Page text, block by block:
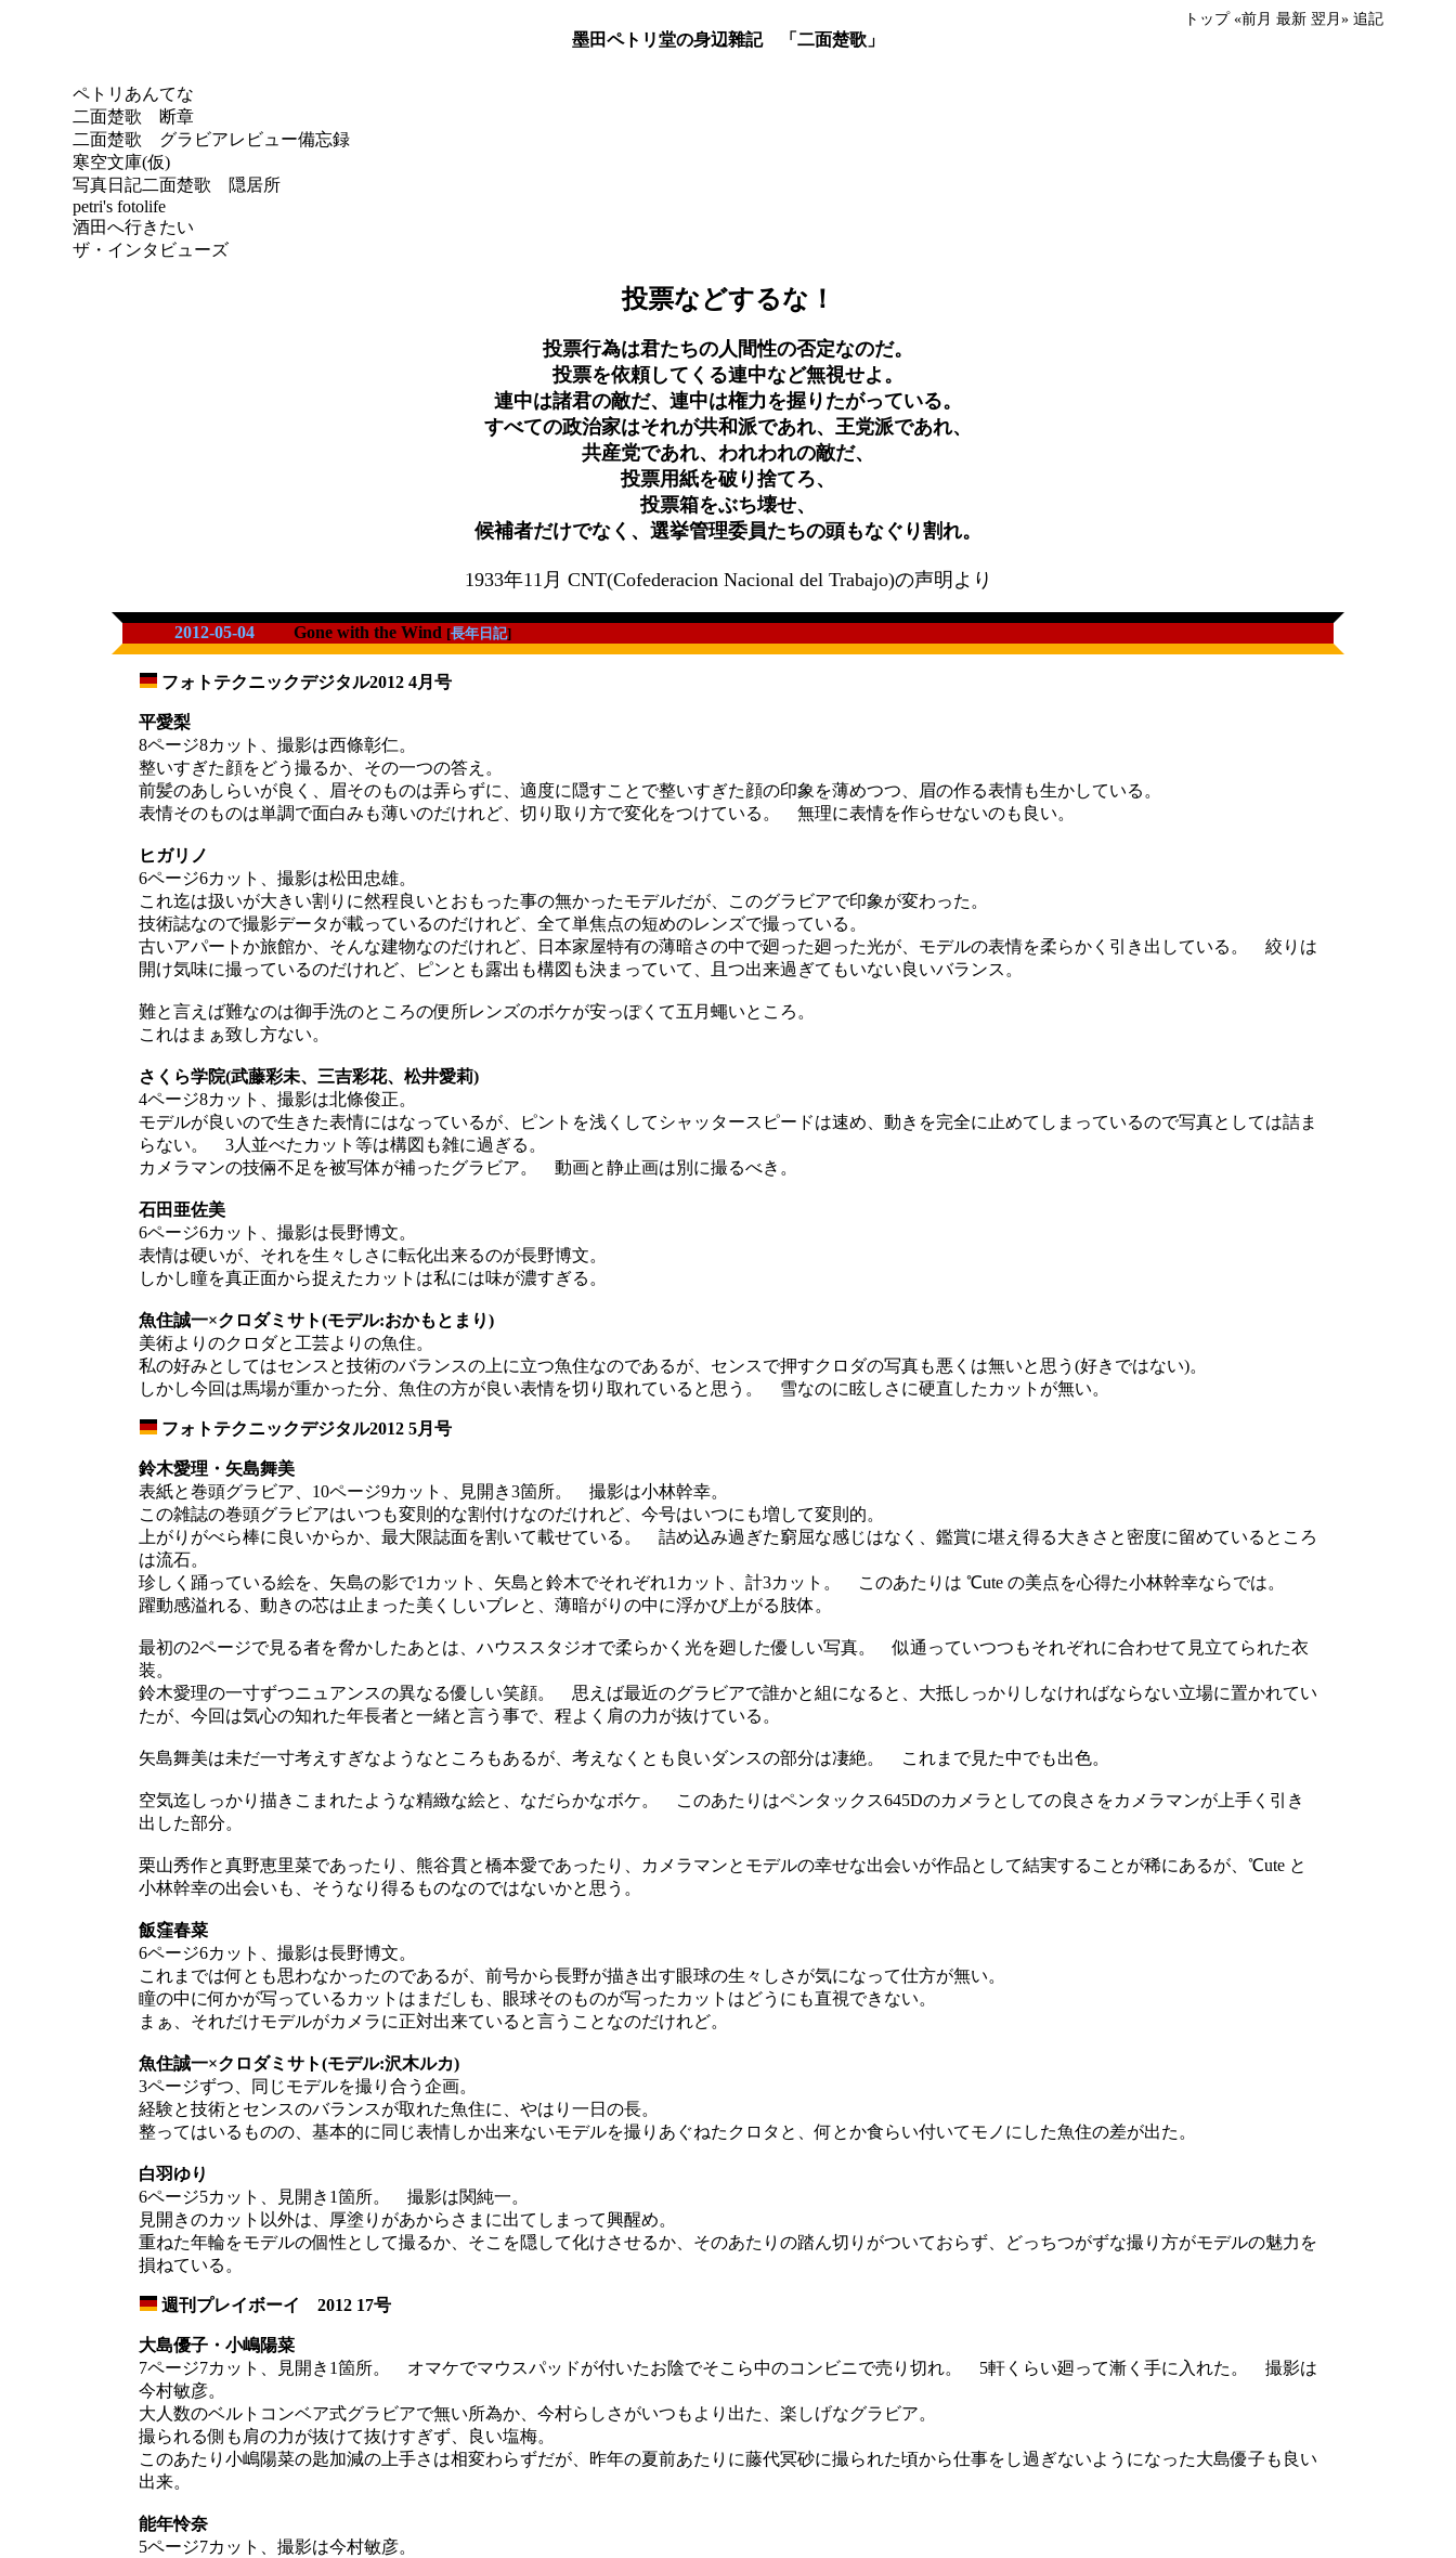
トップ «前月 最新 翌月» 追記
墨田ペトリ堂の身辺雜記 「二面楚歌」
ペトリあんてな
二面楚歌 断章
二面楚歌 グラビアレビュー備忘録
寒空文庫(仮)
写真日記二面楚歌 隠居所
petri's fotolife
酒田へ行きたい
ザ・インタビューズ
投票などするな！
投票行為は君たちの人間性の否定なのだ。
投票を依頼してくる連中など無視せよ。
連中は諸君の敵だ、連中は権力を握りたがっている。
すべての政治家はそれが共和派であれ、王党派であれ、
共産党であれ、われわれの敵だ、
投票用紙を破り捨てろ、
投票箱をぶち壊せ、
候補者だけでなく、選挙管理委員たちの頭もなぐり割れ。
1933年11月 CNT(Cofederacion Nacional del Trabajo)の声明より
2012-05-04 Gone with the Wind [長年日記]
フォトテクニックデジタル2012 4月号
平愛梨
8ページ8カット、撮影は西條彰仁。
整いすぎた顔をどう撮るか、その一つの答え。
前髪のあしらいが良く、眉そのものは弄らずに、適度に隠すことで整いすぎた顔の印象を薄めつつ、眉の作る表情も生かしている。
表情そのものは単調で面白みも薄いのだけれど、切り取り方で変化をつけている。 無理に表情を作らせないのも良い。
ヒガリノ
6ページ6カット、撮影は松田忠雄。
これ迄は扱いが大きい割りに然程良いとおもった事の無かったモデルだが、このグラビアで印象が変わった。
技術誌なので撮影データが載っているのだけれど、全て単焦点の短めのレンズで撮っている。
古いアパートか旅館か、そんな建物なのだけれど、日本家屋特有の薄暗さの中で廻った廻った光が、モデルの表情を柔らかく引き出している。 絞りは
開け気味に撮っているのだけれど、ピンとも露出も構図も決まっていて、且つ出来過ぎてもいない良いバランス。
難と言えば難なのは御手洗のところの便所レンズのボケが安っぽくて五月蠅いところ。
これはまぁ致し方ない。
さくら学院(武藤彩未、三吉彩花、松井愛莉)
4ページ8カット、撮影は北條俊正。
モデルが良いので生きた表情にはなっているが、ピントを浅くしてシャッタースピードは速め、動きを完全に止めてしまっているので写真としては詰ま
らない。 3人並べたカット等は構図も雑に過ぎる。
カメラマンの技倆不足を被写体が補ったグラビア。 動画と静止画は別に撮るべき。
石田亜佐美
6ページ6カット、撮影は長野博文。
表情は硬いが、それを生々しさに転化出来るのが長野博文。
しかし瞳を真正面から捉えたカットは私には味が濃すぎる。
魚住誠一×クロダミサト(モデル:おかもとまり)
美術よりのクロダと工芸よりの魚住。
私の好みとしてはセンスと技術のバランスの上に立つ魚住なのであるが、センスで押すクロダの写真も悪くは無いと思う(好きではない)。
しかし今回は馬場が重かった分、魚住の方が良い表情を切り取れていると思う。 雪なのに眩しさに硬直したカットが無い。
フォトテクニックデジタル2012 5月号
鈴木愛理・矢島舞美
表紙と巻頭グラビア、10ページ9カット、見開き3箇所。 撮影は小林幹幸。
この雑誌の巻頭グラビアはいつも変則的な割付けなのだけれど、今号はいつにも増して変則的。
上がりがべら棒に良いからか、最大限誌面を割いて載せている。 詰め込み過ぎた窮屈な感じはなく、鑑賞に堪え得る大きさと密度に留めているところ
は流石。
珍しく踊っている絵を、矢島の影で1カット、矢島と鈴木でそれぞれ1カット、計3カット。 このあたりは ℃ute の美点を心得た小林幹幸ならでは。
躍動感溢れる、動きの芯は止まった美くしいブレと、薄暗がりの中に浮かび上がる肢体。
最初の2ページで見る者を脅かしたあとは、ハウススタジオで柔らかく光を廻した優しい写真。 似通っていつつもそれぞれに合わせて見立てられた衣
装。
鈴木愛理の一寸ずつニュアンスの異なる優しい笑顔。 思えば最近のグラビアで誰かと組になると、大抵しっかりしなければならない立場に置かれてい
たが、今回は気心の知れた年長者と一緒と言う事で、程よく肩の力が抜けている。
矢島舞美は未だ一寸考えすぎなようなところもあるが、考えなくとも良いダンスの部分は凄絶。 これまで見た中でも出色。
空気迄しっかり描きこまれたような精緻な絵と、なだらかなボケ。 このあたりはペンタックス645Dのカメラとしての良さをカメラマンが上手く引き
出した部分。
栗山秀作と真野恵里菜であったり、熊谷貫と橋本愛であったり、カメラマンとモデルの幸せな出会いが作品として結実することが稀にあるが、℃ute と
小林幹幸の出会いも、そうなり得るものなのではないかと思う。
飯窪春菜
6ページ6カット、撮影は長野博文。
これまでは何とも思わなかったのであるが、前号から長野が描き出す眼球の生々しさが気になって仕方が無い。
瞳の中に何かが写っているカットはまだしも、眼球そのものが写ったカットはどうにも直視できない。
まぁ、それだけモデルがカメラに正対出来ていると言うことなのだけれど。
魚住誠一×クロダミサト(モデル:沢木ルカ)
3ページずつ、同じモデルを撮り合う企画。
経験と技術とセンスのバランスが取れた魚住に、やはり一日の長。
整ってはいるものの、基本的に同じ表情しか出来ないモデルを撮りあぐねたクロタと、何とか食らい付いてモノにした魚住の差が出た。
白羽ゆり
6ページ5カット、見開き1箇所。 撮影は関純一。
見開きのカット以外は、厚塗りがあからさまに出てしまって興醒め。
重ねた年輪をモデルの個性として撮るか、そこを隠して化けさせるか、そのあたりの踏ん切りがついておらず、どっちつがずな撮り方がモデルの魅力を
損ねている。
週刊プレイボーイ 2012 17号
大島優子・小嶋陽菜
7ページ7カット、見開き1箇所。 オマケでマウスパッドが付いたお陰でそこら中のコンビニで売り切れ。 5軒くらい廻って漸く手に入れた。 撮影は
今村敏彦。
大人数のベルトコンベア式グラビアで無い所為か、今村らしさがいつもより出た、楽しげなグラビア。
撮られる側も肩の力が抜けて抜けすぎず、良い塩梅。
このあたり小嶋陽菜の匙加減の上手さは相変わらずだが、昨年の夏前あたりに藤代冥砂に撮られた頃から仕事をし過ぎないようになった大島優子も良い
出来。
能年怜奈
5ページ7カット、撮影は今村敏彦。